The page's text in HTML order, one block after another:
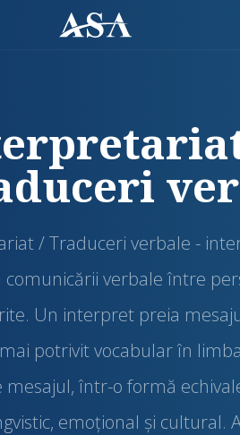
/ Traduceri verbale -
comunicării verbale între
Un interpret preia
potrivit vocabular în
mesajul, într-o formă
emoţional şi cultural.